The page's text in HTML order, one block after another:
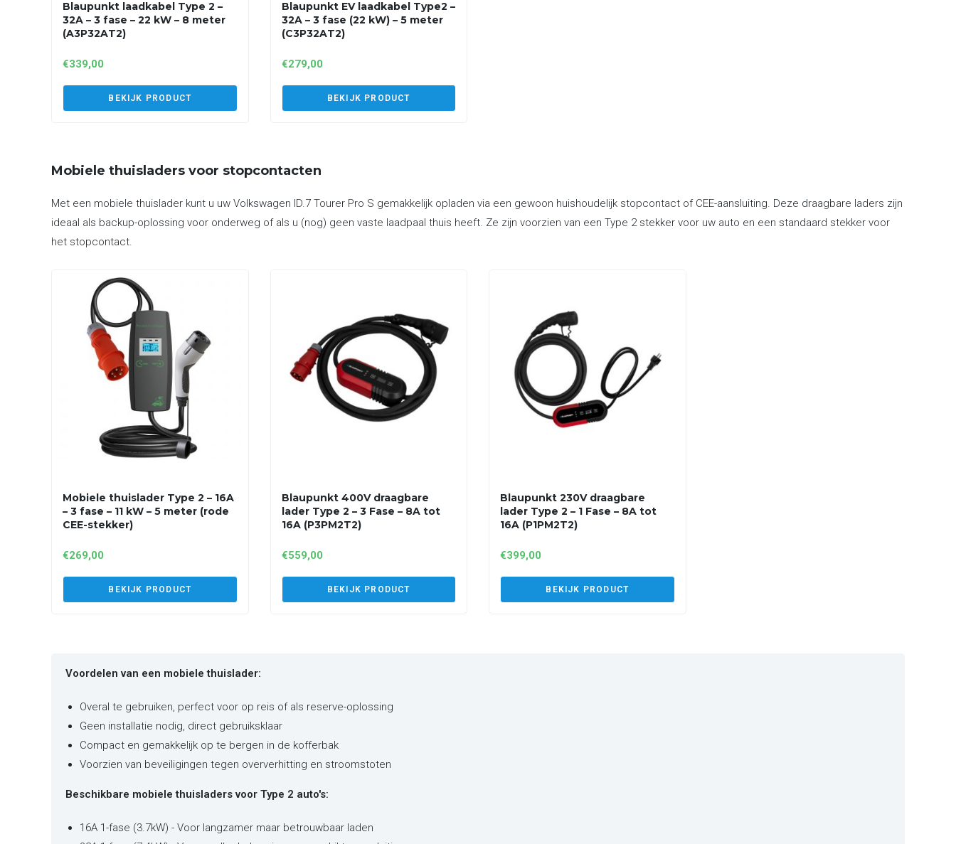
Blaupunkt laadkabel Type 2 –
32A – 3 fase – 22 kW – 8 meter
(A3P32AT2)
€339,00
BEKIJK PRODUCT
Blaupunkt EV laadkabel Type2 –
32A – 3 fase (22 kW) – 5 meter
(C3P32AT2)
€279,00
BEKIJK PRODUCT
Mobiele thuisladers voor stopcontacten
Met een mobiele thuislader kunt u uw Volkswagen ID.7 Tourer Pro S gemakkelijk opladen via een gewoon huishoudelijk stopcontact of CEE-aansluiting. Deze draagbare laders zijn
ideaal als backup-oplossing voor onderweg of als u (nog) geen vaste laadpaal thuis heeft. Ze zijn voorzien van een Type 2 stekker voor uw auto en een standaard stekker voor
het stopcontact.
Mobiele thuislader Type 2 – 16A
– 3 fase – 11 kW – 5 meter (rode
CEE-stekker)
€269,00
BEKIJK PRODUCT
Blaupunkt 400V draagbare
lader Type 2 – 3 Fase – 8A tot
16A (P3PM2T2)
€559,00
BEKIJK PRODUCT
Blaupunkt 230V draagbare
lader Type 2 – 1 Fase – 8A tot
16A (P1PM2T2)
€399,00
BEKIJK PRODUCT
Voordelen van een mobiele thuislader:
Overal te gebruiken, perfect voor op reis of als reserve-oplossing
Geen installatie nodig, direct gebruiksklaar
Compact en gemakkelijk op te bergen in de kofferbak
Voorzien van beveiligingen tegen oververhitting en stroomstoten
Beschikbare mobiele thuisladers voor Type 2 auto's:
16A 1-fase (3.7kW) - Voor langzamer maar betrouwbaar laden